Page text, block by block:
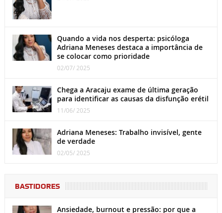
Quando a vida nos desperta: psicóloga
Adriana Meneses destaca a importância de
se colocar como prioridade
02/07/ 2025
Chega a Aracaju exame de última geração
para identificar as causas da disfunção erétil
11/06/ 2025
Adriana Meneses: Trabalho invisível, gente
de verdade
02/05/ 2025
BASTIDORES
Ansiedade, burnout e pressão: por que a